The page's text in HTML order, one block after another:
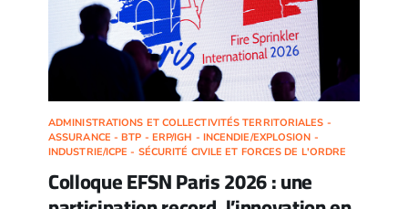
ADMINISTRATIONS ET COLLECTIVITÉS TERRITORIALES -
ASSURANCE - BTP - ERP/IGH - INCENDIE/EXPLOSION -
INDUSTRIE/ICPE - SÉCURITÉ CIVILE ET FORCES DE L'ORDRE
Colloque EFSN Paris 2026 : une